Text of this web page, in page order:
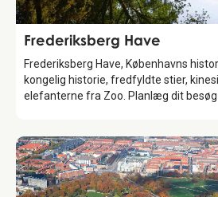
Attraction
Frederiksberg Have
Frederiksberg Have, Københavns
kongelig historie, fredfyldte stier,
elefanterne fra Zoo. Planlæg dit besøg